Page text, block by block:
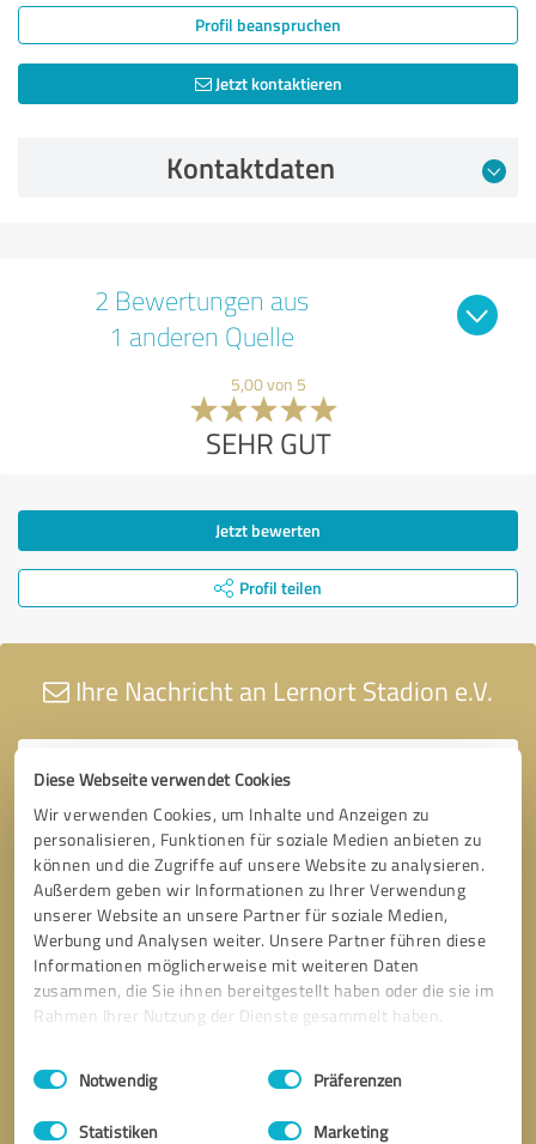
Diese Webseite verwendet Cookies
Wir verwenden Cookies, um Inhalte und Anzeigen zu
personalisieren, Funktionen für soziale Medien anbieten zu
können und die Zugriffe auf unsere Website zu analysieren.
Außerdem geben wir Informationen zu Ihrer Verwendung
unserer Website an unsere Partner für soziale Medien,
Werbung und Analysen weiter. Unsere Partner führen diese
Informationen möglicherweise mit weiteren Daten
zusammen, die Sie ihnen bereitgestellt haben oder die sie im
Rahmen Ihrer Nutzung der Dienste gesammelt haben.
Impressum Datenschutzbestimmungen
Einwilligungsauswahl
Notwendig Präferenzen
Statistiken Marketing
Profil beanspruchen
Jetzt kontaktieren
Kontaktdaten
2 Bewertungen aus
1 anderen Quelle
5,00 von 5
SEHR GUT
Jetzt bewerten
Profil teilen
Ihre Nachricht an Lernort Stadion e.V.